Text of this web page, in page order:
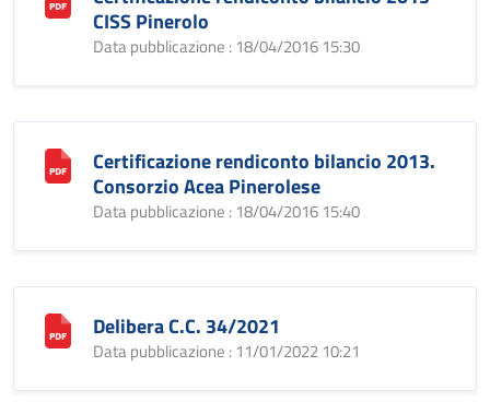
CISS Pinerolo
Data pubblicazione : 18/04/2016 15:30
Certificazione rendiconto bilancio 2013.
Consorzio Acea Pinerolese
Data pubblicazione : 18/04/2016 15:40
Delibera C.C. 34/2021
Data pubblicazione : 11/01/2022 10:21